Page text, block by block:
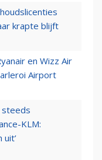
krapte blijft
en Wizz Air
Airport
steeds
KLM:
uit’